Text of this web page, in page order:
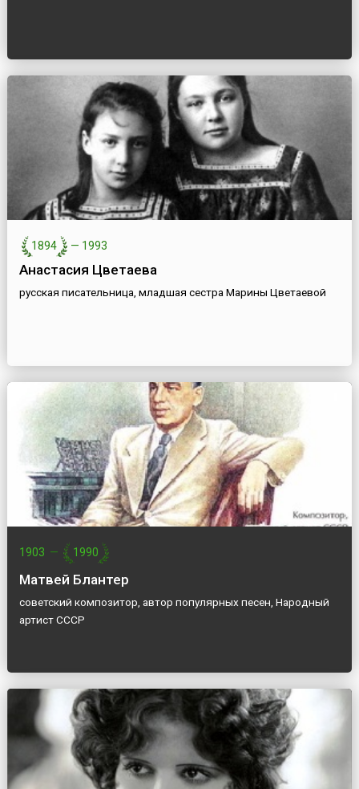
1894 — 1993
Анастасия Цветаева
русская писательница, младшая сестра Марины Цветаевой
1903 — 1990
Матвей Блантер
советский композитор, автор популярных песен, Народный
артист СССР